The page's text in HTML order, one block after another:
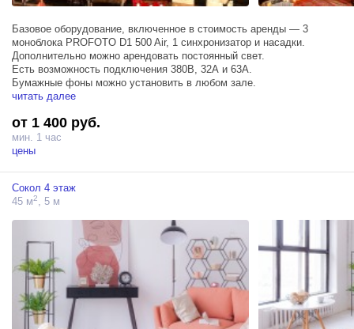
Базовое оборудование, включенное в стоимость аренды — 3
моноблока PROFOTO D1 500 Air, 1 синхронизатор и насадки.
Дополнительно можно арендовать постоянный свет.
Есть возможность подключения 380В, 32А и 63А.
Бумажные фоны можно установить в любом зале.
читать далее
от 1 400 руб.
мин. 1 час
цены
Сокол 4 этаж
45 м2 , 5 м